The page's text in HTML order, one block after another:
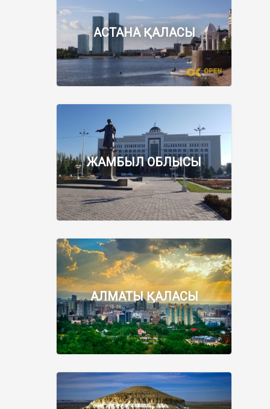
АСТАНА ҚАЛАСЫ
ЖАМБЫЛ ОБЛЫСЫ
АЛМАТЫ ҚАЛАСЫ